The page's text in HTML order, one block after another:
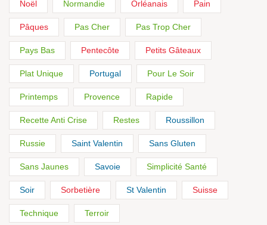
Noël Normandie Orléanais Pain
Pâques Pas Cher Pas Trop Cher
Pays Bas Pentecôte Petits Gâteaux
Plat Unique Portugal Pour Le Soir
Printemps Provence Rapide
Recette Anti Crise Restes Roussillon
Russie Saint Valentin Sans Gluten
Sans Jaunes Savoie Simplicité Santé
Soir Sorbetière St Valentin Suisse
Technique Terroir